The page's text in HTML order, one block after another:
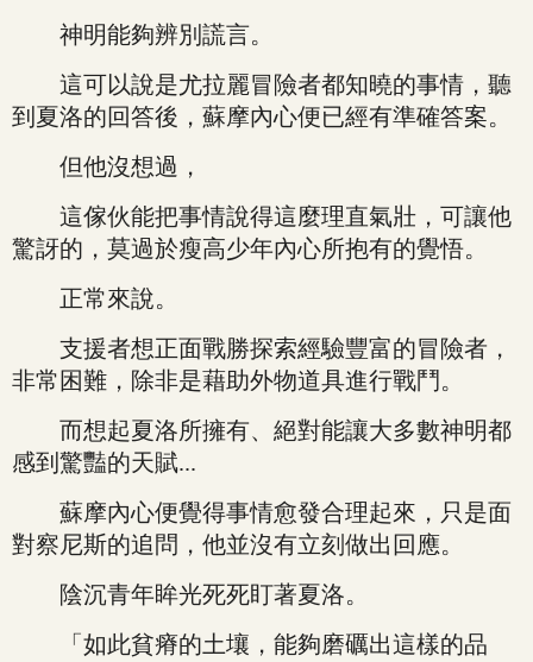
神明能夠辨別謊言。
這可以說是尤拉麗冒險者都知曉的事情，聽
到夏洛的回答後，蘇摩內心便已經有準確答案。
但他沒想過，
這傢伙能把事情說得這麼理直氣壯，可讓他
驚訝的，莫過於瘦高少年內心所抱有的覺悟。
正常來說。
支援者想正面戰勝探索經驗豐富的冒險者，
非常困難，除非是藉助外物道具進行戰鬥。
而想起夏洛所擁有、絕對能讓大多數神明都
感到驚豔的天賦...
蘇摩內心便覺得事情愈發合理起來，只是面
對察尼斯的追問，他並沒有立刻做出回應。
陰沉青年眸光死死盯著夏洛。
「如此貧瘠的土壤，能夠磨礪出這樣的品